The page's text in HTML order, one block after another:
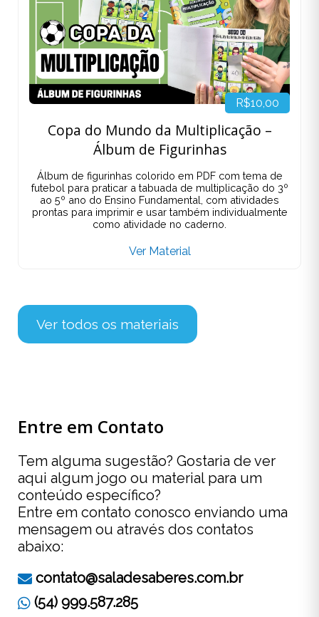
R$10,00
Copa do Mundo da Multiplicação –
Álbum de Figurinhas
Álbum de figurinhas colorido em PDF com tema de
futebol para praticar a tabuada de multiplicação do 3º
ao 5º ano do Ensino Fundamental, com atividades
prontas para imprimir e usar também individualmente
como atividade no caderno.
Ver Material
Ver todos os materiais
Entre em Contato
Tem alguma sugestão? Gostaria de ver
aqui algum jogo ou material para um
conteúdo específico?
Entre em contato conosco enviando uma
mensagem ou através dos contatos
abaixo:
contato@saladesaberes.com.br
(54) 999.587.285